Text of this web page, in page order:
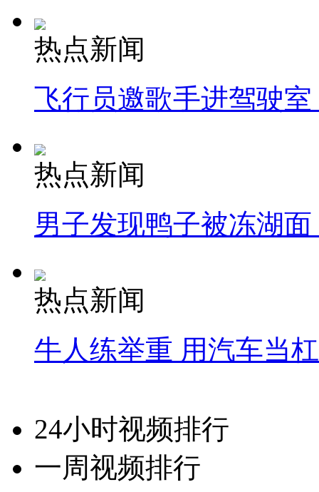
热点新闻
飞行员邀歌手进驾驶
热点新闻
男子发现鸭子被冻湖
热点新闻
牛人练举重 用汽车当
24小时视频排行
一周视频排行